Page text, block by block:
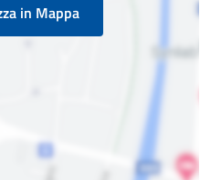
in Mappa